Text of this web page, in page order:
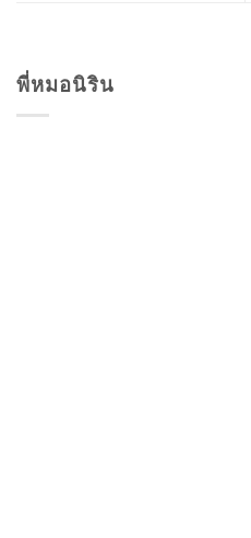
พี่หมอนิริน